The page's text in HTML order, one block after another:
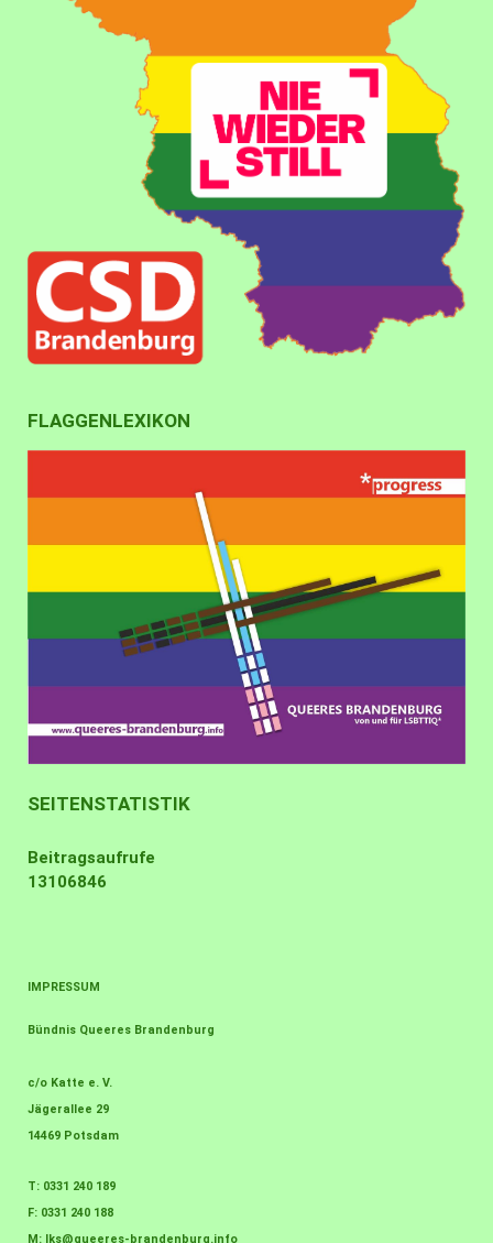
FLAGGENLEXIKON
SEITENSTATISTIK
Beitragsaufrufe
13106846
IMPRESSUM
Bündnis Queeres Brandenburg
c/o Katte e. V.
Jägerallee 29
14469 Potsdam
T: 0331 240 189
F: 0331 240 188
M: lks@queeres-brandenburg.info